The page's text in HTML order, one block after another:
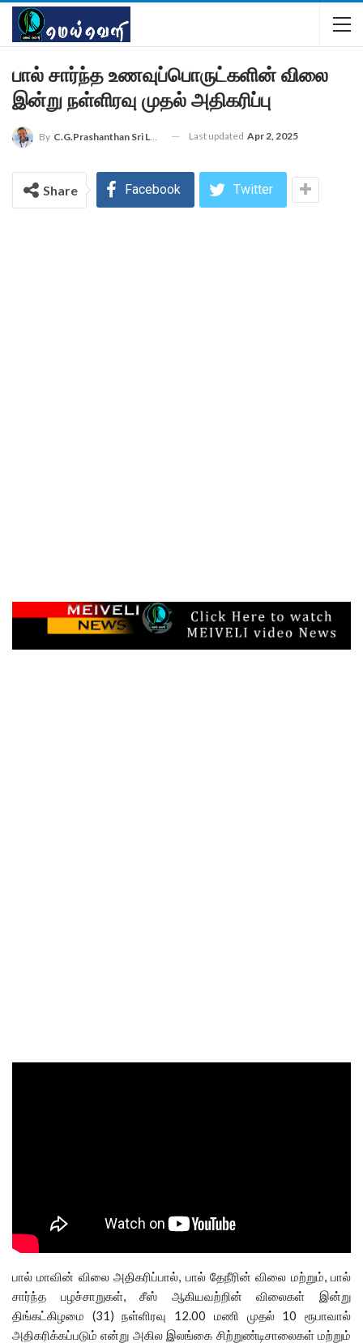
பால் சார்ந்த உணவுப்பொருட்களின் விலை
இன்று நள்ளிரவு முதல் அதிகரிப்பு
By C.G.Prashanthan Sri Lanka - Colombo Reporter For MEIVELI Last updated Apr 2, 2025
Share Facebook Twitter
பால் மாவின் விலை அதிகரிப்பால், பால் தேநீரின் விலை மற்றும், பால்
சார்ந்த பழச்சாறுகள், சீஸ் ஆகியவற்றின் விலைகள் இன்று
திங்கட்கிழமை (31) நள்ளிரவு 12.00 மணி முதல் 10 ரூபாவால்
அதிகரிக்கப்படும் என்று அகில இலங்கை சிற்றுண்டிசாலைகள் மற்றும்